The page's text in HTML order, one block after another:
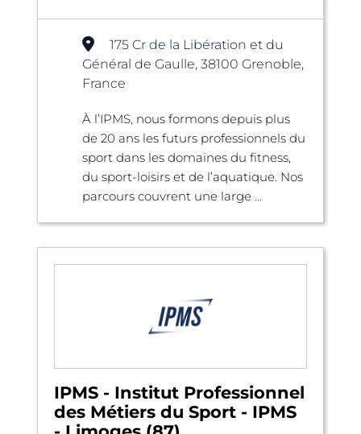
175 Cr de la Libération et du
Général de Gaulle, 38100 Grenoble,
France
À l’IPMS, nous formons depuis plus
de 20 ans les futurs professionnels du
sport dans les domaines du fitness,
du sport-loisirs et de l’aquatique. Nos
parcours couvrent une large ...
IPMS - Institut Professionnel
des Métiers du Sport - IPMS